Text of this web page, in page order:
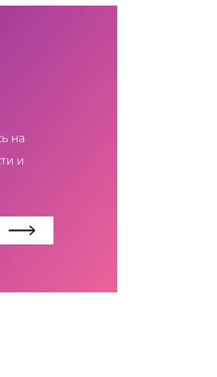
на
и